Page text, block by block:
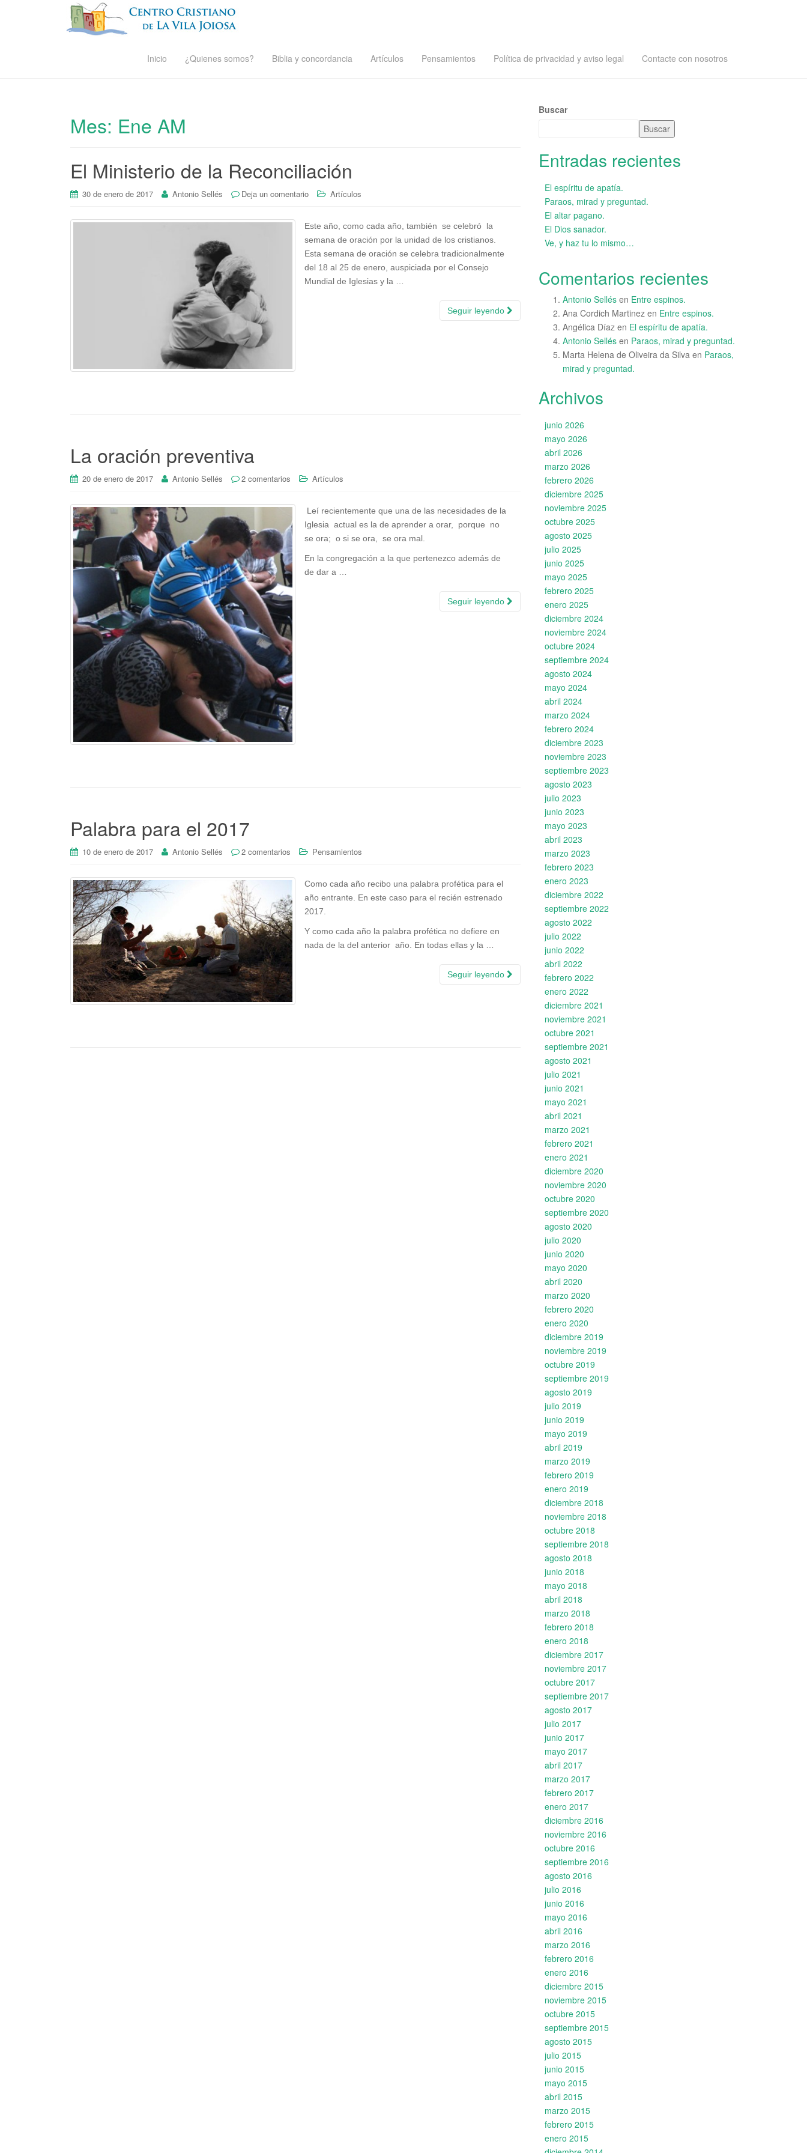
Inicio ¿Quienes somos? Biblia y concordancia Artículos Pensamientos Política de privacidad y aviso legal Contacte con nosotros
Mes: Ene AM
El Ministerio de la Reconciliación
30 de enero de 2017 Antonio Sellés Deja un comentario Artículos
Este año, como cada año, también se celebró la
semana de oración por la unidad de los cristianos.
Esta semana de oración se celebra tradicionalmente
del 18 al 25 de enero, auspiciada por el Consejo
Mundial de Iglesias y la …
Seguir leyendo
La oración preventiva
20 de enero de 2017 Antonio Sellés 2 comentarios Artículos
Leí recientemente que una de las necesidades de la
Iglesia actual es la de aprender a orar, porque no
se ora; o si se ora, se ora mal.
En la congregación a la que pertenezco además de
de dar a …
Seguir leyendo
Palabra para el 2017
10 de enero de 2017 Antonio Sellés 2 comentarios Pensamientos
Como cada año recibo una palabra profética para el
año entrante. En este caso para el recién estrenado
2017.
Y como cada año la palabra profética no defiere en
nada de la del anterior año. En todas ellas y la …
Seguir leyendo
Buscar
Buscar
Entradas recientes
El espíritu de apatía.
Paraos, mirad y preguntad.
El altar pagano.
El Dios sanador.
Ve, y haz tu lo mismo…
Comentarios recientes
Antonio Sellés en Entre espinos.
Ana Cordich Martinez en Entre espinos.
Angélica Díaz en El espíritu de apatía.
Antonio Sellés en Paraos, mirad y preguntad.
Marta Helena de Oliveira da Silva en Paraos,
mirad y preguntad.
Archivos
junio 2026
mayo 2026
abril 2026
marzo 2026
febrero 2026
diciembre 2025
noviembre 2025
octubre 2025
agosto 2025
julio 2025
junio 2025
mayo 2025
febrero 2025
enero 2025
diciembre 2024
noviembre 2024
octubre 2024
septiembre 2024
agosto 2024
mayo 2024
abril 2024
marzo 2024
febrero 2024
diciembre 2023
noviembre 2023
septiembre 2023
agosto 2023
julio 2023
junio 2023
mayo 2023
abril 2023
marzo 2023
febrero 2023
enero 2023
diciembre 2022
septiembre 2022
agosto 2022
julio 2022
junio 2022
abril 2022
febrero 2022
enero 2022
diciembre 2021
noviembre 2021
octubre 2021
septiembre 2021
agosto 2021
julio 2021
junio 2021
mayo 2021
abril 2021
marzo 2021
febrero 2021
enero 2021
diciembre 2020
noviembre 2020
octubre 2020
septiembre 2020
agosto 2020
julio 2020
junio 2020
mayo 2020
abril 2020
marzo 2020
febrero 2020
enero 2020
diciembre 2019
noviembre 2019
octubre 2019
septiembre 2019
agosto 2019
julio 2019
junio 2019
mayo 2019
abril 2019
marzo 2019
febrero 2019
enero 2019
diciembre 2018
noviembre 2018
octubre 2018
septiembre 2018
agosto 2018
junio 2018
mayo 2018
abril 2018
marzo 2018
febrero 2018
enero 2018
diciembre 2017
noviembre 2017
octubre 2017
septiembre 2017
agosto 2017
julio 2017
junio 2017
mayo 2017
abril 2017
marzo 2017
febrero 2017
enero 2017
diciembre 2016
noviembre 2016
octubre 2016
septiembre 2016
agosto 2016
julio 2016
junio 2016
mayo 2016
abril 2016
marzo 2016
febrero 2016
enero 2016
diciembre 2015
noviembre 2015
octubre 2015
septiembre 2015
agosto 2015
julio 2015
junio 2015
mayo 2015
abril 2015
marzo 2015
febrero 2015
enero 2015